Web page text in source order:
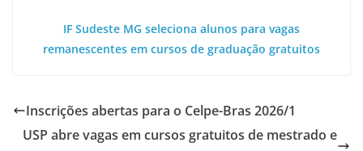
IF Sudeste MG seleciona alunos para vagas
remanescentes em cursos de graduação gratuitos
Inscrições abertas para o Celpe-Bras 2026/1
USP abre vagas em cursos gratuitos de mestrado e